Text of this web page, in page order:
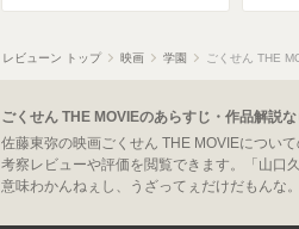
レビューン トップ 映画 学園 ごくせん THE
ごくせん THE MOVIEのあらすじ・作品解説
佐藤東弥の映画ごくせん THE MOVIEについ
考察レビューや評価を閲覧できます。「山口
意味わかんねぇし、うざってぇだけだもんな